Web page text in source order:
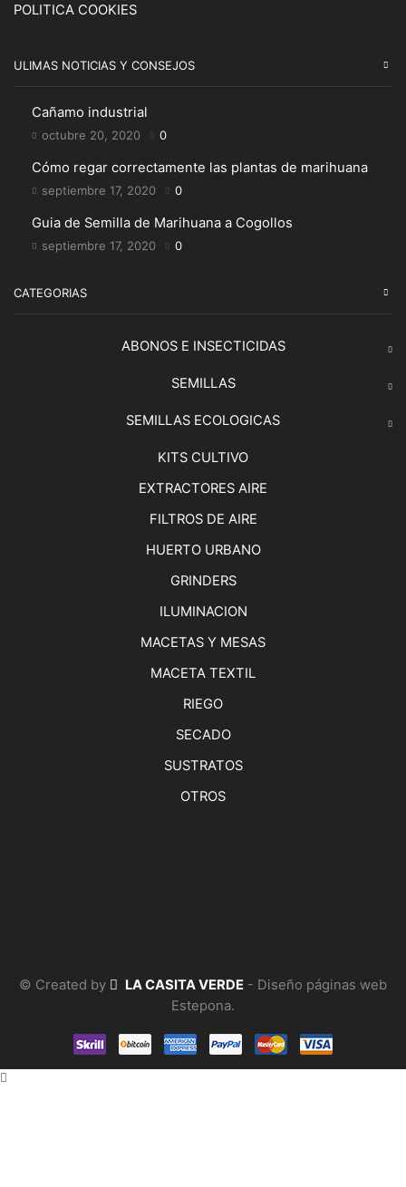
POLITICA COOKIES
ULIMAS NOTICIAS Y CONSEJOS
Cañamo industrial
octubre 20, 2020 0
Cómo regar correctamente las plantas de marihuana
septiembre 17, 2020 0
Guia de Semilla de Marihuana a Cogollos
septiembre 17, 2020 0
CATEGORIAS
ABONOS E INSECTICIDAS
SEMILLAS
SEMILLAS ECOLOGICAS
KITS CULTIVO
EXTRACTORES AIRE
FILTROS DE AIRE
HUERTO URBANO
GRINDERS
ILUMINACION
MACETAS Y MESAS
MACETA TEXTIL
RIEGO
SECADO
SUSTRATOS
OTROS
© Created by LA CASITA VERDE - Diseño páginas web
Estepona.